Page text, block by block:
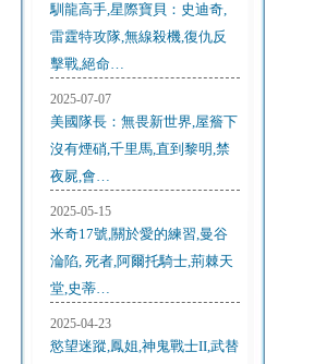
馴龍高手,星際寶貝：史迪奇,
雷霆特攻隊,無線殺機,復仇反
擊戰,絕命…
2025-07-07
美國隊長：無畏新世界,屋簷下
沒有煙硝,千里馬,直到黎明,禁
夜屍,會…
2025-05-15
米奇17號,關於愛的練習,曼谷
淪陷, 死者,阿爾托騎士,荊棘天
堂,史蒂…
2025-04-23
慾望迷蹤,鳳姐,神鬼戰士II,武替